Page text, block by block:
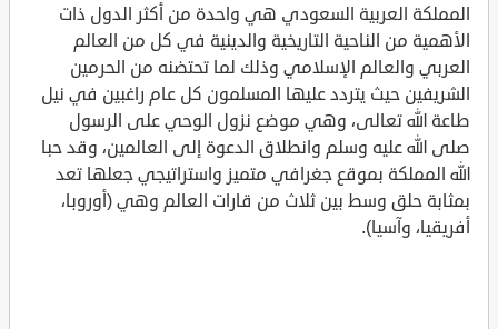
المملكة العربية السعودي هي واحدة من أكثر الدول ذات
الأهمية من الناحية التاريخية والدينية في كل من العالم
العربي والعالم الإسلامي وذلك لما تحتضنه من الحرمين
الشريفين حيث يتردد عليها المسلمون كل عام راغبين في نيل
طاعة الله تعالى، وهي موضع نزول الوحي على الرسول
صلى الله عليه وسلم وانطلاق الدعوة إلى العالمين، وقد حبا
الله المملكة بموقع جغرافي متميز واستراتيجي جعلها تعد
بمثابة حلق وسط بين ثلاث من قارات العالم وهي (أوروبا،
أفريقيا، وآسيا).